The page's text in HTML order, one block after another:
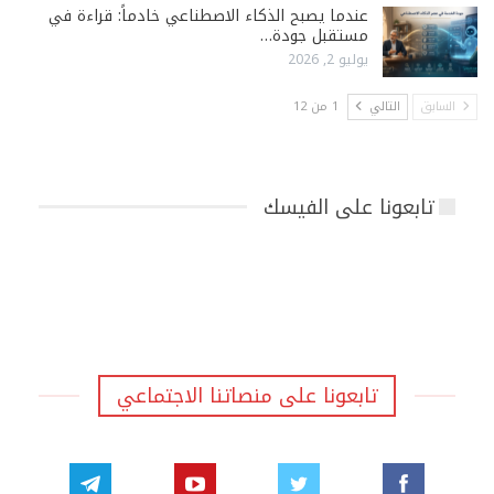
عندما يصبح الذكاء الاصطناعي خادماً: قراءة في
مستقبل جودة…
يوليو 2, 2026
السابق التالي 1 من 12
تابعونا على الفيسك
تابعونا على منصاتنا الاجتماعي